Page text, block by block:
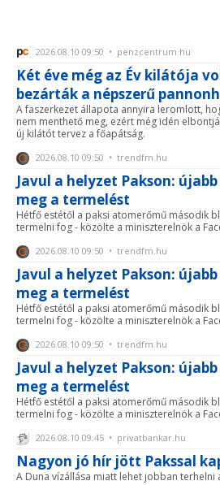
2026.08.10 09:50 • penzcentrum.hu
Két éve még az Év kilátója
bezárták a népszerű
A faszerkezet állapota annyira leromlott,
nem menthető meg, ezért még idén
új kilátót tervez a főapátság.
2026.08.10 09:50 • trendfm.hu
Javul a helyzet Pakson:
meg a termelést
Hétfő estétől a paksi atomerőmű második
termelni fog - közölte a miniszterelnök a
2026.08.10 09:50 • trendfm.hu
Javul a helyzet Pakson:
meg a termelést
Hétfő estétől a paksi atomerőmű második
termelni fog - közölte a miniszterelnök a
2026.08.10 09:50 • trendfm.hu
Javul a helyzet Pakson:
meg a termelést
Hétfő estétől a paksi atomerőmű második
termelni fog - közölte a miniszterelnök a
2026.08.10 09:45 • privatbankar.hu
Nagyon jó hír jött Pakssal
A Duna vízállása miatt lehet jobban terhelni